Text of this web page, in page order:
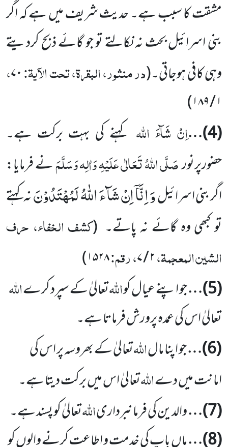
مشقت کا سبب ہے۔ حدیث شریف میں ہے کہ اگر
بنی اسرائیل بحث نہ نکالتے تو جو گائے ذبح کردیتے
وہی کافی ہوجاتی۔(در منثور، البقرۃ، تحت الآیۃ:۷۰،
۱ / ۱۸۹
)
(
4
)…اِنْ شَآءَ اللہ کہنے کی بہت برکت ہے۔
حضورپرنورصَلَّی اللہُ تَعَالٰی عَلَیْہِ وَاٰلِہ وَسَلَّمَنے فرمایا:
اگر بنی اسرائیلوَ اِنَّاۤ اِنْ شَآءَ اللّٰهُ لَمُهْتَدُوْنَنہ کہتے
تو کبھی وہ گائے نہ پاتے۔ (کشف الخفاء، حرف
الشین المعجمۃ،۲ / ۷ ، رقم:۱۵۲۸)
(
5
)…جو اپنے عیال کواللہتعالیٰ کے سپرد کرےاللہ
تعالیٰ اس کی عمدہ پرورش فرماتا ہے۔
(
6
)…جو اپنا مالاللہتعالیٰ کے بھروسہ پر اس کی
امانت میں دےاللہتعالیٰ اس میں برکت دیتا ہے۔
(
7
)…والدین کی فرمانبرداریاللہتعالیٰ کو پسند ہے۔
(
8
)…ماں باپ کی خدمت و اطاعت کرنے والوں کو